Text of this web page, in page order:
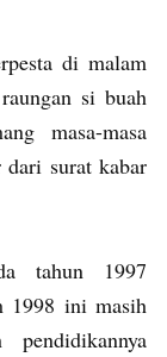
di malam
si buah
masa-masa
surat kabar
tahun 1997
1998 ini masih